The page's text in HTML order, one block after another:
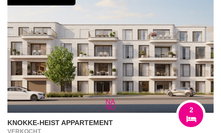
KNOKKE-HEIST APPARTEMENT
2